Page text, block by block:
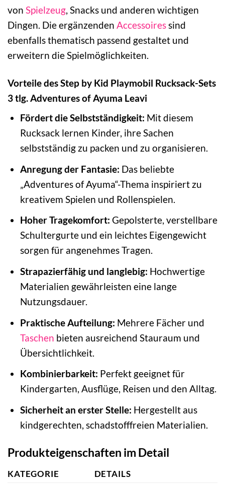
von Spielzeug, Snacks und anderen wichtigen
Dingen. Die ergänzenden Accessoiressind
ebenfalls thematisch passend gestaltet und
erweitern die Spielmöglichkeiten.
Vorteile des Step by Kid Playmobil Rucksack-Sets
3 tlg. Adventures of Ayuma Leavi
Fördert die Selbstständigkeit: Mit diesem
Rucksack lernen Kinder, ihre Sachen
selbstständig zu packen und zu organisieren.
Anregung der Fantasie: Das beliebte
„Adventures of Ayuma“-Thema inspiriert zu
kreativem Spielen und Rollenspielen.
Hoher Tragekomfort: Gepolsterte, verstellbare
Schultergurte und ein leichtes Eigengewicht
sorgen für angenehmes Tragen.
Strapazierfähig und langlebig: Hochwertige
Materialien gewährleisten eine lange
Nutzungsdauer.
Praktische Aufteilung: Mehrere Fächer und
Taschen bieten ausreichend Stauraum und
Übersichtlichkeit.
Kombinierbarkeit: Perfekt geeignet für
Kindergarten, Ausflüge, Reisen und den Alltag.
Sicherheit an erster Stelle: Hergestellt aus
kindgerechten, schadstofffreien Materialien.
Produkteigenschaften im Detail
KATEGORIE DETAILS